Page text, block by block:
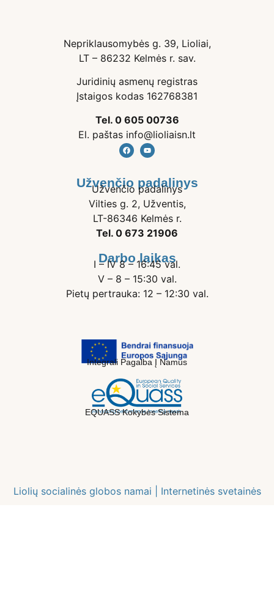
Nepriklausomybės g. 39, Lioliai,
LT – 86232 Kelmės r. sav.
Juridinių asmenų registras
Įstaigos kodas 162768381
Tel. 0 605 00736
El. paštas info@lioliaisn.lt
Užvenčio padalinys
Užvenčio padalinys
Vilties g. 2, Užventis,
LT-86346 Kelmės r.
Tel. 0 673 21906
Darbo laikas
I – IV 8 – 16:45 val.
V – 8 – 15:30 val.
Pietų pertrauka: 12 – 12:30 val.
Integrali Pagalba Į Namus
EQUASS Kokybės Sistema
Liolių socialinės globos namai | Internetinės svetainės